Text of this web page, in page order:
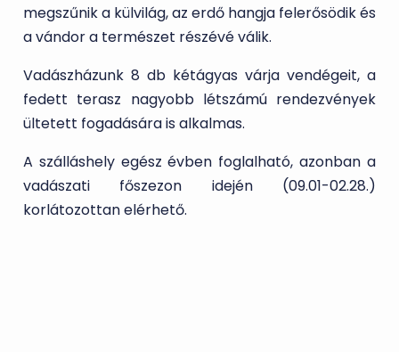
megszűnik a külvilág, az erdő hangja felerősödik és
a vándor a természet részévé válik.
Vadászházunk 8 db kétágyas várja vendégeit, a
fedett terasz nagyobb létszámú rendezvények
ültetett fogadására is alkalmas.
A szálláshely egész évben foglalható, azonban a
vadászati főszezon idején (09.01-02.28.)
korlátozottan elérhető.